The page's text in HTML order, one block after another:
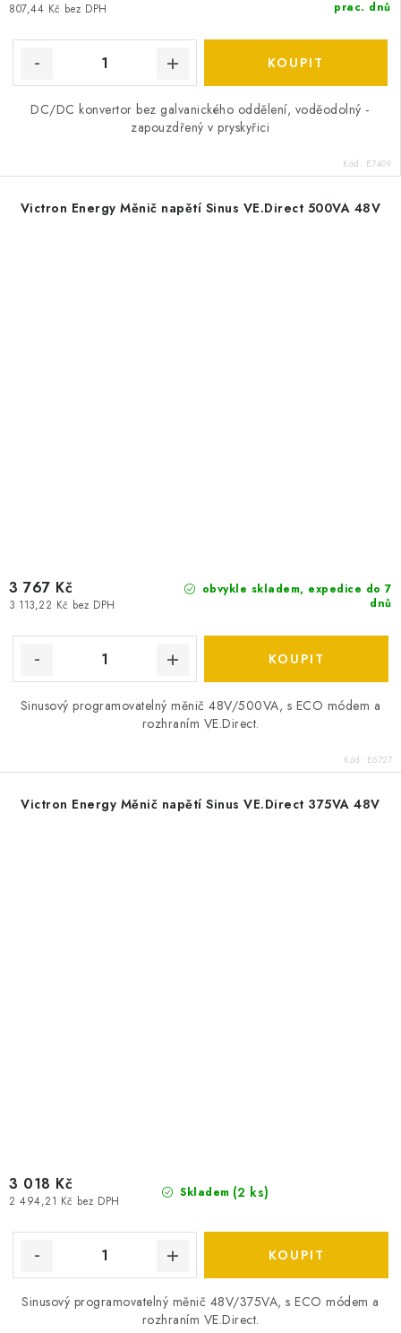
prac. dnů
807,44 Kč bez DPH
DC/DC konvertor bez galvanického oddělení, voděodolný -
zapouzdřený v pryskyřici
Kód: E7409
Victron Energy Měnič napětí Sinus VE.Direct 500VA 48V
obvykle skladem, expedice do 7
dnů
3 113,22 Kč bez DPH
3 767 Kč
Sinusový programovatelný měnič 48V/500VA, s ECO módem a
rozhraním VE.Direct.
Kód: E6727
Victron Energy Měnič napětí Sinus VE.Direct 375VA 48V
Skladem (2 ks)
2 494,21 Kč bez DPH
3 018 Kč
Sinusový programovatelný měnič 48V/375VA, s ECO módem a
rozhraním VE.Direct.